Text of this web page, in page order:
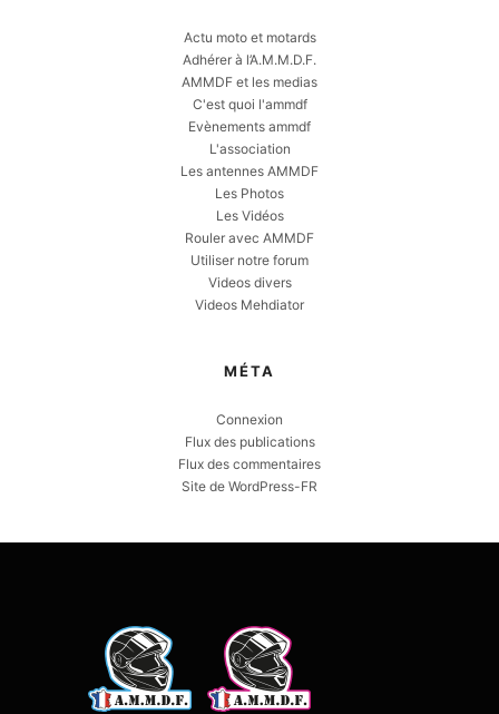
Actu moto et motards
Adhérer à l’A.M.M.D.F.
AMMDF et les medias
C'est quoi l'ammdf
Evènements ammdf
L'association
Les antennes AMMDF
Les Photos
Les Vidéos
Rouler avec AMMDF
Utiliser notre forum
Videos divers
Videos Mehdiator
MÉTA
Connexion
Flux des publications
Flux des commentaires
Site de WordPress-FR